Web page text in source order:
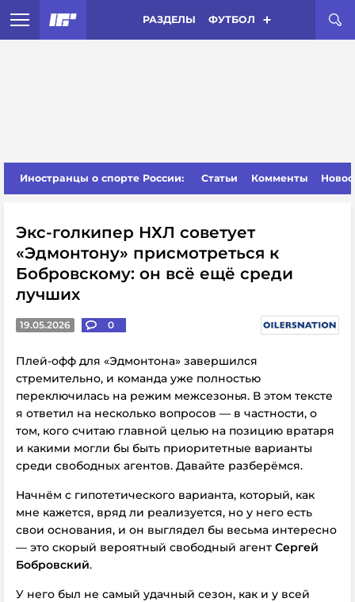
РАЗДЕЛЫ ФУТБОЛ
Иностранцы о спорте России: Статьи Комменты
Экс-голкипер НХЛ советует
«Эдмонтону» присмотреться к
Бобровскому: он всё ещё среди
лучших
19.05.2026 0
Плей-офф для «Эдмонтона» завершился
стремительно, и команда уже полностью
переключилась на режим межсезонья. В этом тексте
я ответил на несколько вопросов — в частности, о
том, кого считаю главной целью на позицию вратаря
и какими могли бы быть приоритетные варианты
среди свободных агентов. Давайте разберёмся.
Начнём с гипотетического варианта, который, как
мне кажется, вряд ли реализуется, но у него есть
свои основания, и он выглядел бы весьма интересно
— это скорый вероятный свободный агент Сергей
Бобровский.
У него был не самый удачный сезон, как и у всей